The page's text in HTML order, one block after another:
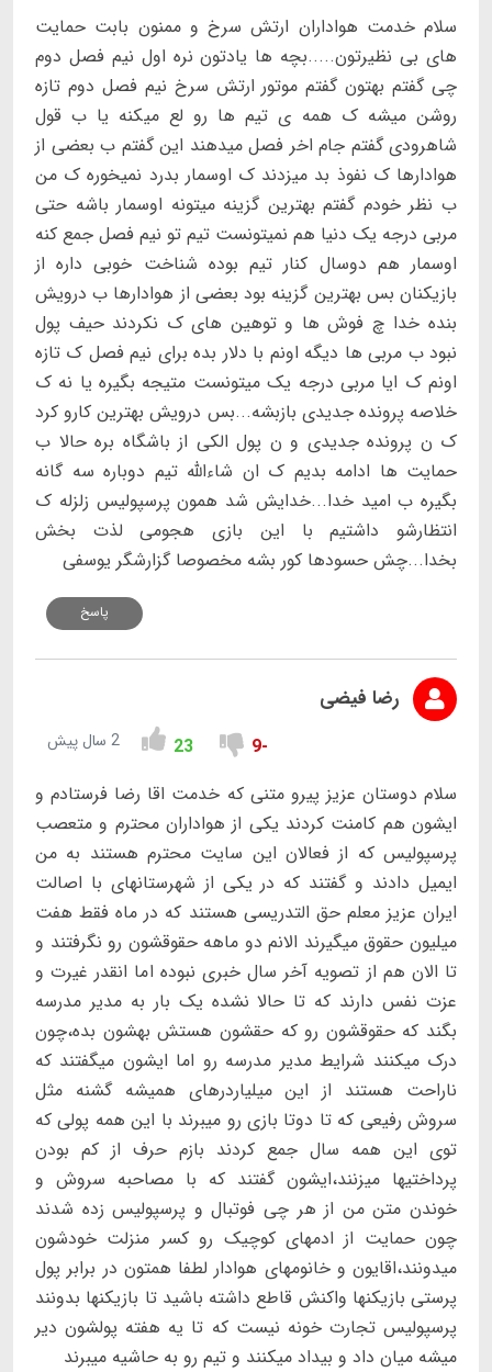
سلام خدمت هواداران ارتش سرخ و ممنون بابت حمایت
های بی نظیرتون.....بچه ها یادتون نره اول نیم فصل دوم
چی گفتم بهتون گفتم موتور ارتش سرخ نیم فصل دوم تازه
روشن میشه ک همه ی تیم ها رو لع میکنه یا ب قول
شاهرودی گفتم جام اخر فصل میدهند این گفتم ب بعضی از
هوادارها ک نفوذ بد میزدند ک اوسمار بدرد نمیخوره ک من
ب نظر خودم گفتم بهترین گزینه میتونه اوسمار باشه حتی
مربی درجه یک دنیا هم نمیتونست تیم تو نیم فصل جمع کنه
اوسمار هم دوسال کنار تیم بوده شناخت خوبی داره از
بازیکنان بس بهترین گزینه بود بعضی از هوادارها ب درویش
بنده خدا چ فوش ها و توهین های ک نکردند حیف پول
نبود ب مربی ها دیگه اونم با دلار بده برای نیم فصل ک تازه
اونم ک ایا مربی درجه یک میتونست متیجه بگیره یا نه ک
خلاصه پرونده جدیدی بازبشه...بس درویش بهترین کارو کرد
ک ن پرونده جدیدی و ن پول الکی از باشگاه بره حالا ب
حمایت ها ادامه بدیم ک ان شاءالله تیم دوباره سه گانه
بگیره ب امید خدا...خدایش شد همون پرسپولیس زلزله ک
انتظارشو داشتیم با این بازی هجومی لذت بخش
بخدا...چش حسودها کور بشه مخصوصا گزارشگر یوسفی
پاسخ
رضا فیضی
-9
23 2 سال پیش
سلام دوستان عزیز پیرو متنی که خدمت اقا رضا فرستادم و
ایشون هم کامنت کردند یکی از هواداران محترم و متعصب
پرسپولیس که از فعالان این سایت محترم هستند به من
ایمیل دادند و گفتند که در یکی از شهرستانهای با اصالت
ایران عزیز معلم حق التدریسی هستند که در ماه فقط هفت
میلیون حقوق میگیرند الانم دو ماهه حقوقشون رو نگرفتند و
تا الان هم از تصویه آخر سال خبری نبوده اما انقدر غیرت و
عزت نفس دارند که تا حالا نشده یک بار به مدیر مدرسه
بگند که حقوقشون رو که حقشون هستش بهشون بده،چون
درک میکنند شرایط مدیر مدرسه رو اما ایشون میگفتند که
ناراحت هستند از این میلیاردرهای همیشه گشنه مثل
سروش رفیعی که تا دوتا بازی رو میبرند با این همه پولی که
توی این همه سال جمع کردند بازم حرف از کم بودن
پرداختیها میزنند،ایشون گفتند که با مصاحبه سروش و
خوندن متن من از هر چی فوتبال و پرسپولیس زده شدند
چون حمایت از ادمهای کوچیک رو کسر منزلت خودشون
میدونند،اقایون و خانومهای هوادار لطفا همتون در برابر پول
پرستی بازیکنها واکنش قاطع داشته باشید تا بازیکنها بدونند
پرسپولیس تجارت خونه نیست که تا یه هفته پولشون دیر
میشه میان داد و بیداد میکنند و تیم رو به حاشیه میبرند